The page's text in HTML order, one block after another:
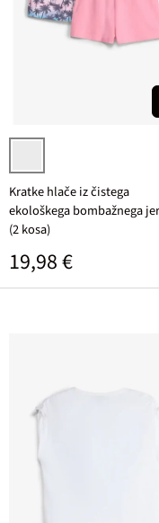
breskova/malinova
Kratke hlače iz čistega
ekološkega bombažnega
(2 kosa)
Običajna cena
19,98 €